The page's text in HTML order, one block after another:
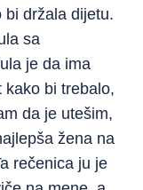
bi držala dijetu.
sa
je da ima
kako bi trebalo,
da je utešim,
žena na
rečenica ju je